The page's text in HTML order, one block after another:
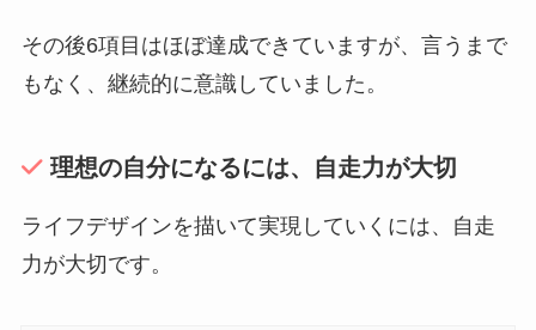
その後6項目はほぼ達成できていますが、言うまで
もなく、継続的に意識していました。
理想の自分になるには、自走力が大切
ライフデザインを描いて実現していくには、自走
力が大切です。